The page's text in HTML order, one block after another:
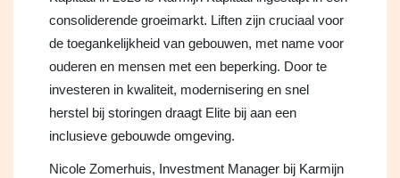
consoliderende groeimarkt. Liften zijn cruciaal voor
de toegankelijkheid van gebouwen, met name voor
ouderen en mensen met een beperking. Door te
investeren in kwaliteit, modernisering en snel
herstel bij storingen draagt Elite bij aan een
inclusieve gebouwde omgeving.
Nicole Zomerhuis, Investment Manager bij Karmijn